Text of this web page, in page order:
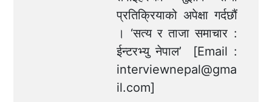
प्रतिक्रियाको अपेक्षा गर्दछौं
। ‘सत्य र ताजा समाचार :
ईन्टरभ्यु नेपाल’ [Email :
interviewnepal@gma
il.com]